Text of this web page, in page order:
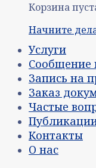
Корзина
Начните
Услуги
Сообщение
Запись на
Заказ
Частые
Контакты
О нас